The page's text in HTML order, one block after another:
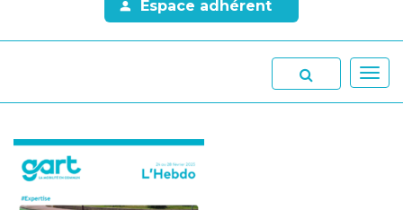
Espace adhérent